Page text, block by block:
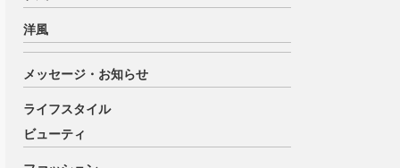
洋風
メッセージ・お知らせ
ライフスタイル
ビューティ